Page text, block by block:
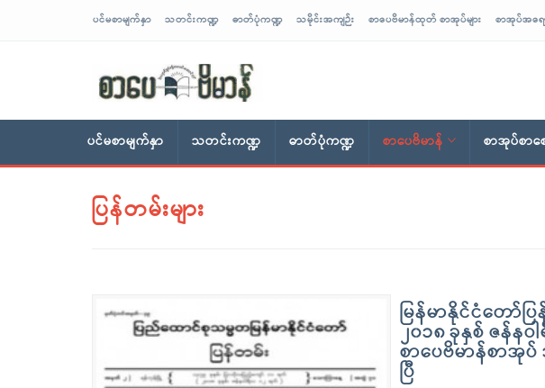
ပင်မစာမျက်နှာ သတင်းကဏ္ဍ ဓာတ်ပုံကဏ္ဍ သမိုင်းအကျဉ်း စာပေဗိမာန်ထုတ် စာအုပ်များ စာအုပ်အရ
ပင်မစာမျက်နှာ သတင်းကဏ္ဍ ဓာတ်ပုံကဏ္ဍ စာပေဗိမာန် စာအုပ်စာစေ
ပြန်တမ်းများ
မြန်မာနိုင်ငံတော်ပ
၂၀၁၈ ခုနှစ် ဇန်န
စာပေဗိမာန်စာ
ပြီ